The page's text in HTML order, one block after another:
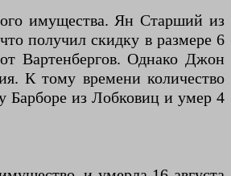
имущества. Ян Старший из
получил скидку в размере 6
Вартенбергов. Однако Джон
К тому времени количество
Барборе из Лобковиц и умер 4